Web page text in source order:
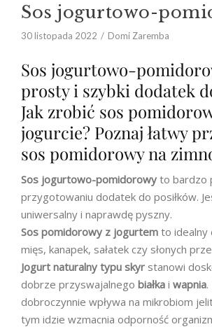
Sos jogurtowo-
30 listopada 2022 Domi Zaremba
Sos jogurtowo-
prosty i szybki dodatek
Jak zrobić sos
jogurcie? Poznaj łatwy
sos pomidorowy na
Sos jogurtowo-pomidorowy to bardzo
przygotowaniu dodatek do posiłków.
uniwersalny i naprawdę pyszny.
Sos pomidorowy z jogurtem to idealny
mięs, kanapek, sałatek czy słonych
Jogurt naturalny typu skyr stanowi
dobrze przyswajalnego białka i wapnia
dobroczynnie wpływa na mikrobiom
tym idzie wzmacnia odporność